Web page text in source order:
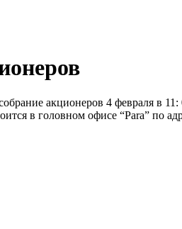
акционеров 4 февраля в
в головном офисе “Para”